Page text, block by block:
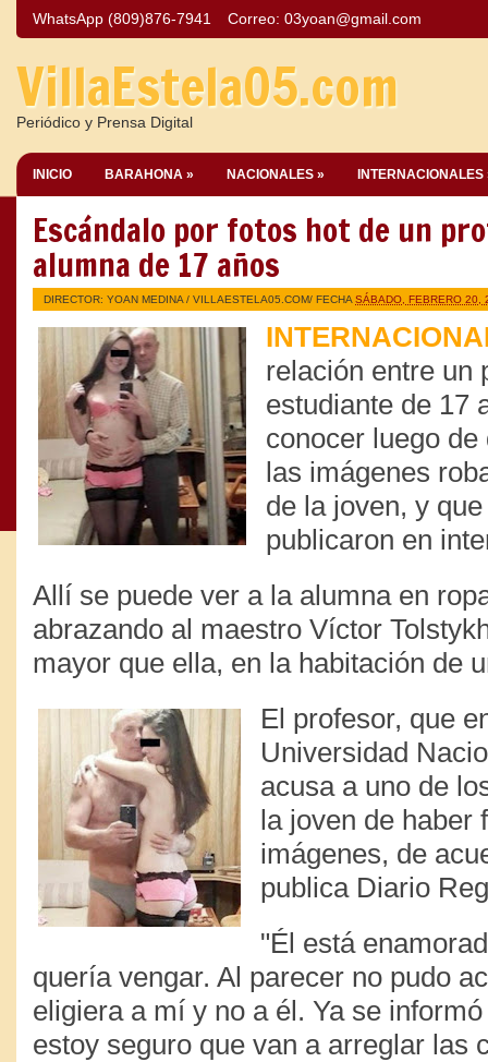
WhatsApp (809)876-7941 Correo: 03yoan@gmail.com
VillaEstela05.com
Periódico y Prensa Digital
INICIO BARAHONA » NACIONALES » INTERNACIONALES
Escándalo por fotos hot de un
alumna de 17 años
DIRECTOR: YOAN MEDINA / VILLAESTELA05.COM/ FECHA SÁBADO, FEBRERO 20,
relación entre un
estudiante de 17
conocer luego
las imágenes
de la joven, y
publicaron en
Allí se puede ver a la alumna en
abrazando al maestro Víctor
mayor que ella, en la habitación de
El profesor, que
Universidad
acusa a uno de
la joven de haber
imágenes, de
publica Diario
"Él está
quería vengar. Al parecer no pudo
eligiera a mí y no a él. Ya se
estoy seguro que van a arreglar las